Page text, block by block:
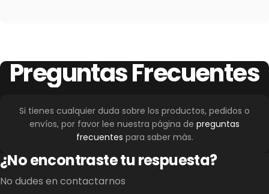
PreguntasFrecuentes
Si tienes cualquier duda sobre los productos, pedidos o
envíos, por favor lee nuestra página de preguntas
frecuentes para saber más.
¿No encontraste tu respuesta?
No dudes en contactarnos